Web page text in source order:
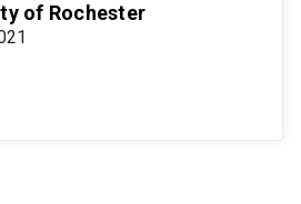
of Rochester